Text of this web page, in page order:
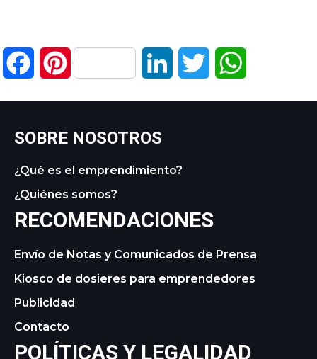
FacebookPinterest LinkedIn Twitter
SOBRE NOSOTROS
¿Qué es el emprendimiento?
¿Quiénes somos?
RECOMENDACIONES
Envío de Notas y Comunicados de Prensa
Kiosco de dosieres para emprendedores
Publicidad
Contacto
POLÍTICAS Y LEGALIDAD